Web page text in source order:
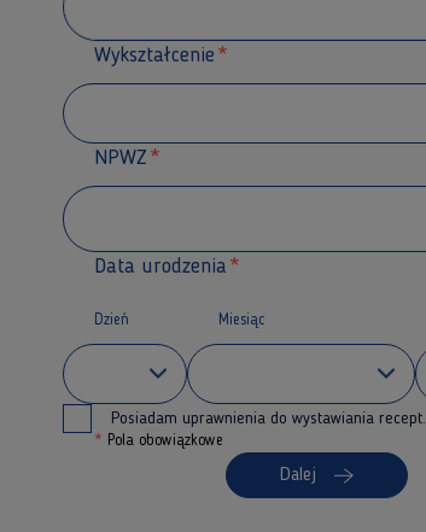
Wykształcenie
NPWZ
Data urodzenia
Dzień Miesiąc
Posiadam uprawnienia do wystawiania recept.
* Pola obowiązkowe
Dalej